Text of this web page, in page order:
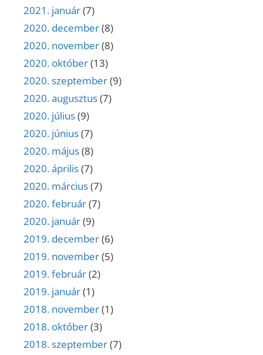
2021. január(7)
2020. december(8)
2020. november(8)
2020. október(13)
2020. szeptember(9)
2020. augusztus(7)
2020. július(9)
2020. június(7)
2020. május(8)
2020. április(7)
2020. március(7)
2020. február(7)
2020. január(9)
2019. december(6)
2019. november(5)
2019. február(2)
2019. január(1)
2018. november(1)
2018. október(3)
2018. szeptember(7)